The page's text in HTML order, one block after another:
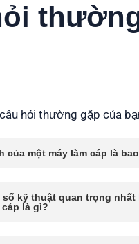
hỏi thường gặp của
của một máy làm cáp là
kỹ thuật quan trọng nhất
là gì?